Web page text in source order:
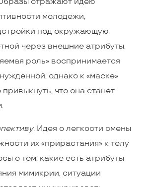
молодежи,
под окружающую
через внешние атрибуты.
роль» воспринимается
однако к «маске»
что она станет
Идея о легкости смены
их «прирастания» к телу
о том, какие есть атрибуты
мимикрии, ситуации